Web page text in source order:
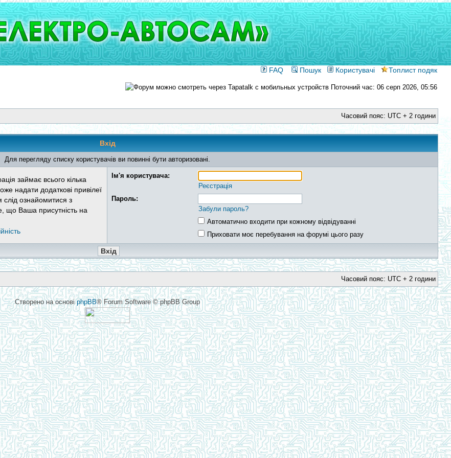
FAQ Пошук Користувачі Топлист подяк
Поточний час: 06 серп 2026, 05:56
Часовий пояс: UTC + 2 години
Вхід
Для перегляду списку користувачів ви повинні бути авторизовані.
займає всього кілька
надати додаткові привілеї
слід ознайомитися з
що Ваша присутність на
Ім'я користувача:
Реєстрація
Пароль:
Забули пароль?
Автоматично входити при кожному відвідуванні
Приховати моє перебування на форумі цього разу
Часовий пояс: UTC + 2 години
Створено на основіphpBB® Forum Software © phpBB Group